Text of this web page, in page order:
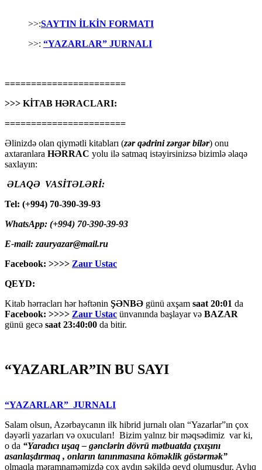
>>:SAYTIN İLKİN FORMATI
>>: “YAZARLAR” JURNALI
=======================
>>> KİTAB HƏRACLARI:
=======================
Əlinizdə olan qiymətli kitabları (zər qədrini zərgər bilər) onu
axtaranlara HƏRRAC yolu ilə satmaq istəyirsinizsə bizimlə əlaqə
saxlayın:
ƏLAQƏ VASİTƏLƏRİ:
Tel: (+994) 70-390-39-93
WhatsApp: (+994) 70-390-39-93
E-mail: zauryazar@mail.ru
Facebook: >>>> Zaur Ustac
QEYD:
Kitab hərracları hər həftənin ŞƏNBƏ günü axşam saat 20:01 da
Facebook: >>>> Zaur Ustac ünvanında başlayar və BAZAR
günü gecə saat 23:40:00 da bitir.
“YAZARLAR”IN BU SAYI
“YAZARLAR” JURNALI
Salam olsun, Azərbaycanın ilk hibrid jurnalı olan “Yazarlar”ın çox
dəyərli yazarları və oxucuları! Bizim yalnız bir məqsədimiz var ki,
o da “Yaradıcı uşaq – gәnclәrin dövrü mәtbuatda çıxışını
asanlaşdırmaq , onların tanınmasına kömәklik göstәrmәk”
olmaqla məramnaməmizdə çox aydın şəkildə qeyd olumuşdur. Aylıq